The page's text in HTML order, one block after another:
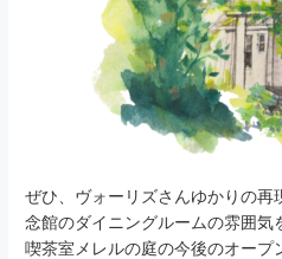
ぜひ、ヴォーリズさんゆかりの再
念館のダイニングルームの雰囲気
喫茶室メレルの庭の今後のオープ